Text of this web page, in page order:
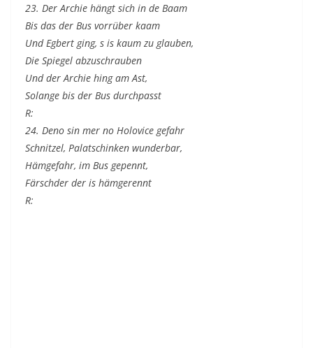
23. Der Archie hängt sich in de Baam
Bis das der Bus vorrüber kaam
Und Egbert ging, s is kaum zu glauben,
Die Spiegel abzuschrauben
Und der Archie hing am Ast,
Solange bis der Bus durchpasst
R:
24. Deno sin mer no Holovice gefahr
Schnitzel, Palatschinken wunderbar,
Hämgefahr, im Bus gepennt,
Färschder der is hämgerennt
R: